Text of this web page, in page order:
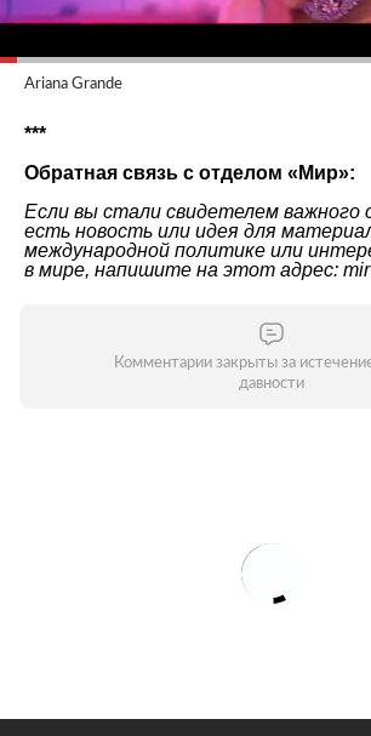
Ariana Grande
***
Обратная связь с отделом « Мир»:
Если вы стали свидетелем важного
есть новость или идея для
международной политике или
в мире, напишите на этот адрес:
Комментарии закрыты за
давности